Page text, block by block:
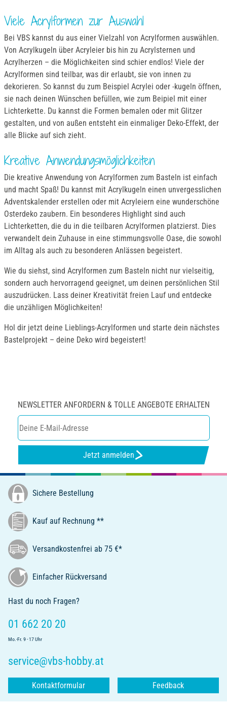
Viele Acrylformen zur Auswahl
Bei VBS kannst du aus einer Vielzahl von Acrylformen auswählen.
Von Acrylkugeln über Acryleier bis hin zu Acrylsternen und
Acrylherzen – die Möglichkeiten sind schier endlos! Viele der
Acrylformen sind teilbar, was dir erlaubt, sie von innen zu
dekorieren. So kannst du zum Beispiel Acrylei oder -kugeln öffnen,
sie nach deinen Wünschen befüllen, wie zum Beipiel mit einer
Lichterkette. Du kannst die Formen bemalen oder mit Glitzer
gestalten, und von außen entsteht ein einmaliger Deko-Effekt, der
alle Blicke auf sich zieht.
Kreative Anwendungsmöglichkeiten
Die kreative Anwendung von Acrylformen zum Basteln ist einfach
und macht Spaß! Du kannst mit Acrylkugeln einen unvergesslichen
Adventskalender erstellen oder mit Acryleiern eine wunderschöne
Osterdeko zaubern. Ein besonderes Highlight sind auch
Lichterketten, die du in die teilbaren Acrylformen platzierst. Dies
verwandelt dein Zuhause in eine stimmungsvolle Oase, die sowohl
im Alltag als auch zu besonderen Anlässen begeistert.
Wie du siehst, sind Acrylformen zum Basteln nicht nur vielseitig,
sondern auch hervorragend geeignet, um deinen persönlichen Stil
auszudrücken. Lass deiner Kreativität freien Lauf und entdecke
die unzähligen Möglichkeiten!
Hol dir jetzt deine Lieblings-Acrylformen und starte dein nächstes
Bastelprojekt – deine Deko wird begeistert!
NEWSLETTER ANFORDERN & TOLLE ANGEBOTE ERHALTEN
Jetzt anmelden
Sichere Bestellung
Kauf auf Rechnung **
Versandkostenfrei ab 75 €*
Einfacher Rückversand
Hast du noch Fragen?
01 662 20 20
Mo.-Fr. 9 - 17 Uhr
service@vbs-hobby.at
Kontaktformular Feedback